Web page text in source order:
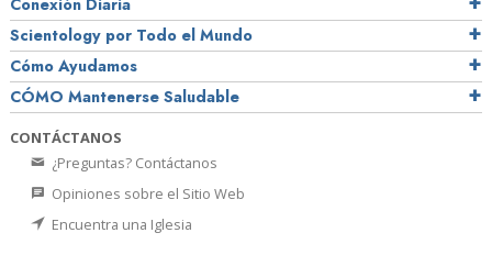
Scientology por Todo el Mundo
Cómo Ayudamos
CÓMO Mantenerse Saludable
CONTÁCTANOS
¿Preguntas? Contáctanos
Opiniones sobre el Sitio Web
Encuentra una Iglesia